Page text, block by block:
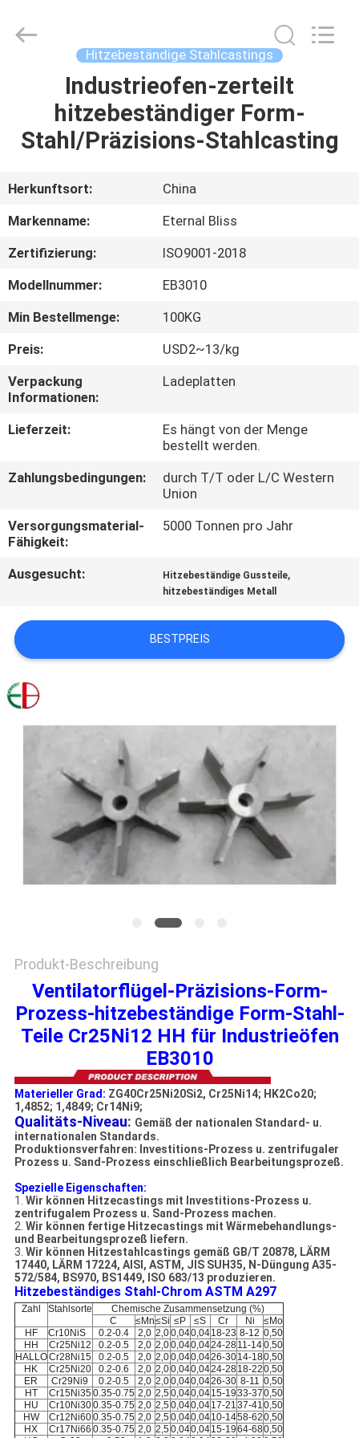
PRODUKTE
VIDEOS
UNS
FABRIK-
AUSFLUG
QUALITÄTSKONTROLLE
SIE
UNS
VERBINDUNG
NACHRICHTEN
FORDERN
SIE
ZITAT
SITEMAP
DATENSCHUTZRICHTLINIE
Forging
Co.,LTD..
Hitzebeständige Stahlcastings
Industrieofen-zerteilt
hitzebeständiger Form-
Stahl/Präzisions-Stahlcasting
Herkunftsort:
China
Markenname:
Eternal Bliss
Zertifizierung:
ISO9001-2018
Modellnummer:
EB3010
Min Bestellmenge:
100KG
Preis:
USD2~13/kg
Verpackung
Informationen:
Ladeplatten
Lieferzeit:
Es hängt von der Menge
bestellt werden.
Zahlungsbedingungen:
durch T/T oder L/C Western
Union
Versorgungsmaterial-
Fähigkeit:
5000 Tonnen pro Jahr
Ausgesucht: Hitzebeständige Gussteile,
hitzebeständiges Metall
BESTPREIS
Produkt-Beschreibung
Ventilatorflügel-Präzisions-Form-
Prozess-hitzebeständige Form-Stahl-
Teile Cr25Ni12 HH für Industrieöfen
EB3010
Materieller Grad: ZG40Cr25Ni20Si2, Cr25Ni14; HK2Co20;
1,4852; 1,4849; Cr14Ni9;
Qualitäts-Niveau: Gemäß der nationalen Standard- u.
internationalen Standards.
Produktionsverfahren: Investitions-Prozess u. zentrifugaler
Prozess u. Sand-Prozess einschließlich Bearbeitungsprozeß.
Spezielle Eigenschaften:
1. Wir können Hitzecastings mit Investitions-Prozess u.
zentrifugalem Prozess u. Sand-Prozess machen.
2. Wir können fertige Hitzecastings mit Wärmebehandlungs-
und Bearbeitungsprozeß liefern.
3. Wir können Hitzestahlcastings gemäß GB/T 20878, LÄRM
17440, LÄRM 17224, AISI, ASTM, JIS SUH35, N-Düngung A35-
572/584, BS970, BS1449, ISO 683/13 produzieren.
Hitzebeständiges Stahl-Chrom ASTM A297
Zahl Stahlsorte
Chemische Zusammensetzung (%)
C
≤Mn≤Si ≤P ≤S Cr Ni
≤Mo
HF
Cr10NiS 0.2-0.4 2,0 2,00,040,0418-23 8-12 0,50
HH
Cr25Ni12 0.2-0.5 2,0 2,00,040,0424-2811-140,50
HALLOCr28Ni15 0.2-0.5 2,0 2,00,040,0426-3014-180,50
HK
Cr25Ni20 0.2-0.6 2,0 2,00,040,0424-2818-220,50
ER
Cr29Ni9 0.2-0.5 2,0 2,00,040,0426-30 8-11 0,50
HT
Cr15Ni350.35-0.75 2,0 2,50,040,0415-1933-370,50
HU
Cr10Ni300.35-0.75 2,0 2,50,040,0417-2137-410,50
HW
Cr12Ni600.35-0.75 2,0 2,50,040,0410-1458-620,50
HX
Cr17Ni66 0.35-0.75 2,0 2,50,040,0415-1964-680,50